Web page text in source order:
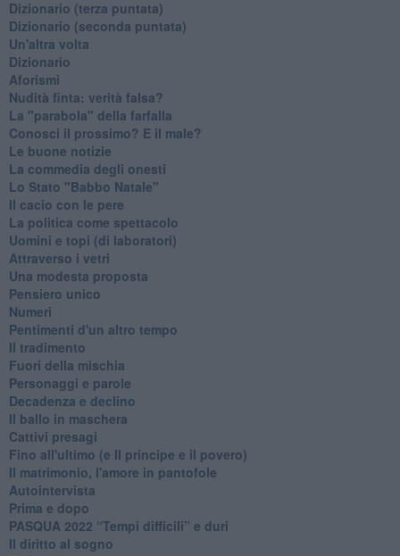
​Dizionario (terza puntata)
​Dizionario (seconda puntata)
Un'altra volta
Dizionario
Aforismi
Nudità finta: verità falsa?
La "parabola" della farfalla
Conosci il prossimo? E il male?
Le buone notizie
La commedia degli onesti
Lo Stato "Babbo Natale"
Il cacio con le pere
La politica come spettacolo
Uomini e topi (di laboratori)
Attraverso i vetri
Una modesta proposta
Pensiero unico
Numeri
Pentimenti d'un altro tempo
Il tradimento
Fuori della mischia
Personaggi e parole
Decadenza e declino
Il ballo in maschera
Cattivi presagi
Fino all'ultimo (e Il principe e il povero)
Il matrimonio, l'amore in pantofole
Autointervista
Prima e dopo
​PASQUA 2022 “Tempi difficili” e duri
Il diritto al sogno